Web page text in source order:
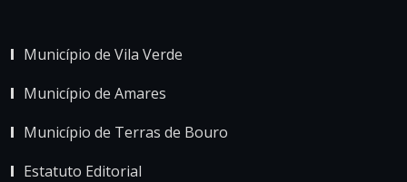
Município de Vila Verde
Município de Amares
Município de Terras de Bouro
Estatuto Editorial